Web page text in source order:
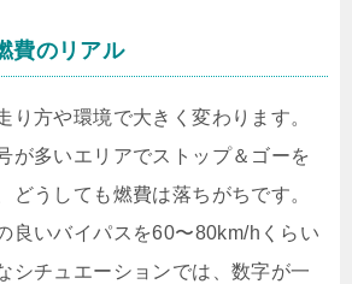
費のリアル
り方や環境で大きく変わります。
が多いエリアでストップ＆ゴーを
どうしても燃費は落ちがちです。
良いバイパスを60〜80km/hくらい
シチュエーションでは、数字が一